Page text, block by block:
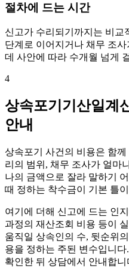
절차에 드는 시간
신고가 수리되기까지는 비교
단계로 이어지거나 채무 조
데 사안에 따라 수개월 넘게
4
상속포기기산일계
안내
상속포기 사건의 비용은 함
리의 범위, 채무 조사가 얼마
나의 금액으로 잘라 말하기
때 정하는 착수금이 기본 틀
여기에 더해 신고에 드는 인
과정의 재산조회 비용 등이
움직일 상속인의 수, 뒷순위
용을 정하는 주된 변수입니
확인한 뒤 상담에서 안내합니